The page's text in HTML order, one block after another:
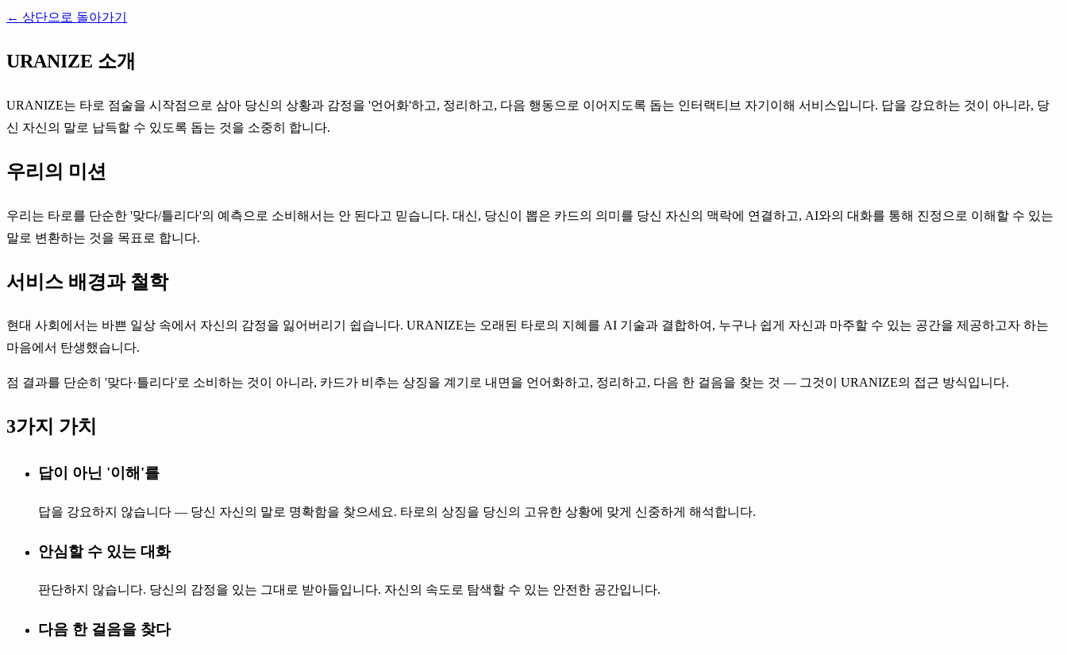
← 상단으로 돌아가기
URANIZE 소개
URANIZE는 타로 점술을 시작점으로 삼아 당신의 상황과 감정을 '언어화'하고, 정리하고, 다음 행동으로 이어지도록 돕는 인터랙티브 자기이해 서비스입니다. 답을 강요하는 것이 아니라, 당
신 자신의 말로 납득할 수 있도록 돕는 것을 소중히 합니다.
우리의 미션
우리는 타로를 단순한 '맞다/틀리다'의 예측으로 소비해서는 안 된다고 믿습니다. 대신, 당신이 뽑은 카드의 의미를 당신 자신의 맥락에 연결하고, AI와의 대화를 통해 진정으로 이해할 수 있는
말로 변환하는 것을 목표로 합니다.
서비스 배경과 철학
현대 사회에서는 바쁜 일상 속에서 자신의 감정을 잃어버리기 쉽습니다. URANIZE는 오래된 타로의 지혜를 AI 기술과 결합하여, 누구나 쉽게 자신과 마주할 수 있는 공간을 제공하고자 하는
마음에서 탄생했습니다.
점 결과를 단순히 '맞다·틀리다'로 소비하는 것이 아니라, 카드가 비추는 상징을 계기로 내면을 언어화하고, 정리하고, 다음 한 걸음을 찾는 것 — 그것이 URANIZE의 접근 방식입니다.
3가지 가치
답이 아닌 '이해'를
답을 강요하지 않습니다 — 당신 자신의 말로 명확함을 찾으세요. 타로의 상징을 당신의 고유한 상황에 맞게 신중하게 해석합니다.
안심할 수 있는 대화
판단하지 않습니다. 당신의 감정을 있는 그대로 받아들입니다. 자신의 속도로 탐색할 수 있는 안전한 공간입니다.
다음 한 걸음을 찾다